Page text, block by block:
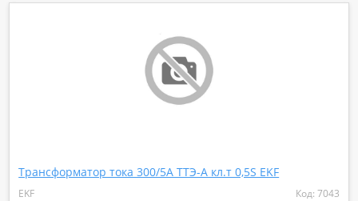
Трансформатор тока 300/5А ТТЭ-А кл.т 0,5S EKF
EKF
Код: 7043